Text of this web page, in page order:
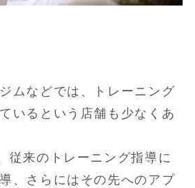
ムなどでは、トレーニング
いるという店舗も少なくあ
従来のトレーニング指導に
、さらにはその先へのアプ